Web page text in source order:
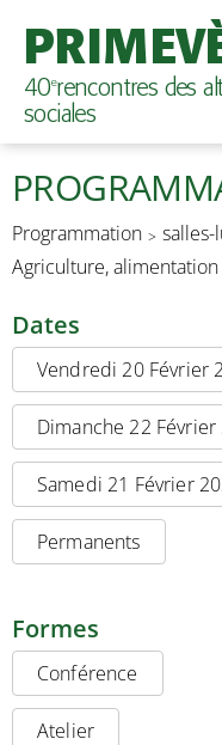
40erencontres des
sociales
Programmation
Agriculture,
Dates
Vendredi 20 Février
Dimanche 22 Février
Samedi 21 Février
Permanents
Formes
Conférence
Atelier